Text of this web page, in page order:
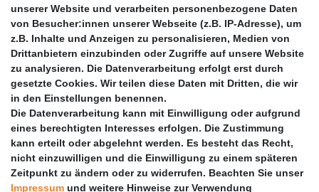
Barrierefreiheit
Anleitungen
Vertrag widerrufen
PARTNER
DHL
GLS
PaketPLUS
unserer Website und verarbeiten personenbezogene Daten
von Besucher:innen unserer Webseite (z.B. IP-Adresse), um
z.B. Inhalte und Anzeigen zu personalisieren, Medien von
Drittanbietern einzubinden oder Zugriffe auf unsere Website
zu analysieren. Die Datenverarbeitung erfolgt erst durch
gesetzte Cookies. Wir teilen diese Daten mit Dritten, die wir
in den Einstellungen benennen.
Die Datenverarbeitung kann mit Einwilligung oder aufgrund
eines berechtigten Interesses erfolgen. Die Zustimmung
kann erteilt oder abgelehnt werden. Es besteht das Recht,
nicht einzuwilligen und die Einwilligung zu einem späteren
Zeitpunkt zu ändern oder zu widerrufen. Beachten Sie unser
Impressum und weitere Hinweise zur Verwendung